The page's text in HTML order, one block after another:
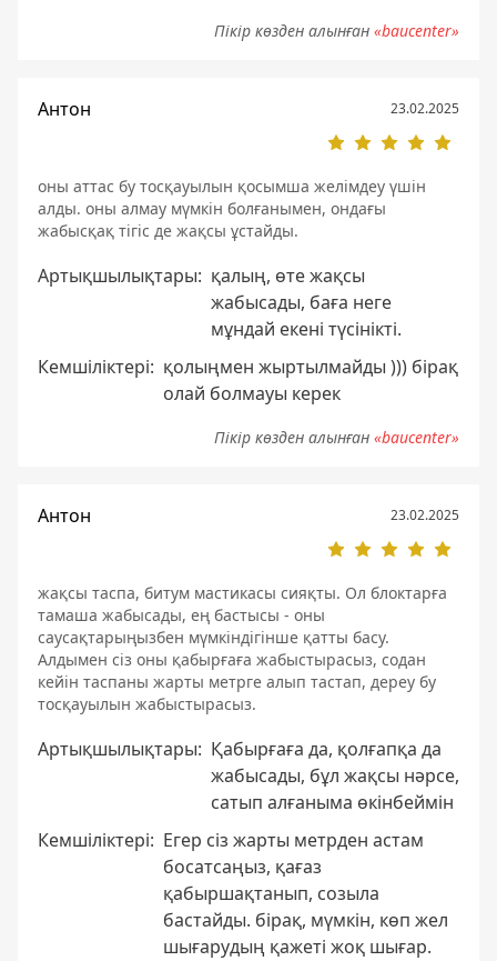
Пікір көзден алынған «baucenter»
Антон 23.02.2025
оны аттас бу тосқауылын қосымша желімдеу үшін
алды. оны алмау мүмкін болғанымен, ондағы
жабысқақ тігіс де жақсы ұстайды.
Артықшылықтары: қалың, өте жақсы
жабысады, баға неге
мұндай екені түсінікті.
Кемшіліктері: қолыңмен жыртылмайды ))) бірақ
олай болмауы керек
Пікір көзден алынған «baucenter»
Антон 23.02.2025
жақсы таспа, битум мастикасы сияқты. Ол блоктарға
тамаша жабысады, ең бастысы - оны
саусақтарыңызбен мүмкіндігінше қатты басу.
Алдымен сіз оны қабырғаға жабыстырасыз, содан
кейін таспаны жарты метрге алып тастап, дереу бу
тосқауылын жабыстырасыз.
Артықшылықтары: Қабырғаға да, қолғапқа да
жабысады, бұл жақсы нәрсе,
сатып алғаныма өкінбеймін
Кемшіліктері: Егер сіз жарты метрден астам
босатсаңыз, қағаз
қабыршақтанып, созыла
бастайды. бірақ, мүмкін, көп жел
шығарудың қажеті жоқ шығар.